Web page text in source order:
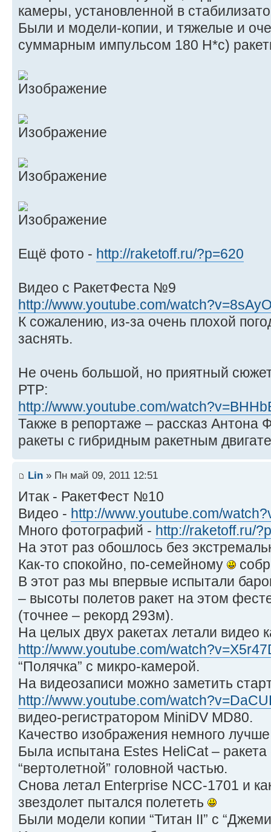
камеры, установленной в
Были и модели-копии, и тяжелые и
суммарным импульсом 180 Н*с)
Ещё фото - http://raketoff.ru/?p=620
Видео c РакетФеста №9
http://www.youtube.com/
К сожалению, из-за очень плохой
заснять.
Не очень большой, но приятный
РТР:
http://www.youtube.com/
Также в репортаже – рассказ Антона
ракеты с гибридным ракетным
Lin » Пн май 09, 2011 12:51
Итак - РакетФест №10
Видео - http://www.youtube.com/
Много фотографий - http://raketoff.ru/
На этот раз обошлось без
Как-то спокойно, по-семейному
В этот раз мы впервые испытали
– высоты полетов ракет на этом
(точнее – рекорд 293м).
На целых двух ракетах летали видео
http://www.youtube.com/
“Полячка” с микро-камерой.
На видеозаписи можно заметить
http://www.youtube.com/
видео-регистратором MiniDV MD80.
Качество изображения немного
Была испытана Estes HeliCat – ракета
“вертолетной” головной частью.
Снова летал Enterprise NCC-1701 и
звездолет пытался полететь
Были модели копии “Титан II” с